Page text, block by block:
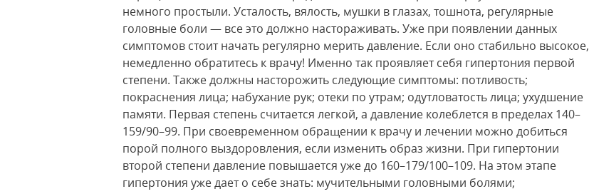
немного простыли. Усталость, вялость, мушки в глазах, тошнота, регулярные
головные боли — все это должно настораживать. Уже при появлении данных
симптомов стоит начать регулярно мерить давление. Если оно стабильно высокое,
немедленно обратитесь к врачу! Именно так проявляет себя гипертония первой
степени. Также должны насторожить следующие симптомы: потливость;
покраснения лица; набухание рук; отеки по утрам; одутловатость лица; ухудшение
памяти. Первая степень считается легкой, а давление колеблется в пределах 140–
159/90–99. При своевременном обращении к врачу и лечении можно добиться
порой полного выздоровления, если изменить образ жизни. При гипертонии
второй степени давление повышается уже до 160–179/100–109. На этом этапе
гипертония уже дает о себе знать: мучительными головными болями;